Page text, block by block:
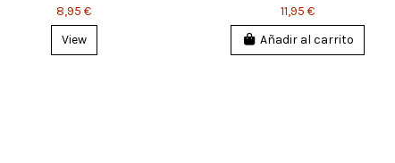
8,95 €
View
11,95 €
Añadir al carrito